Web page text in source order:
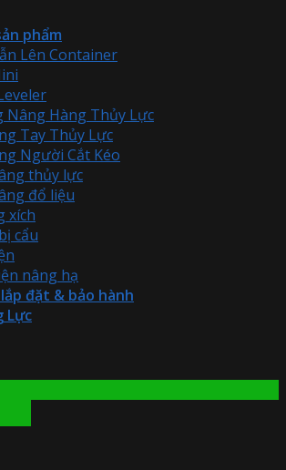
phẩm
Lên Container
Nâng Hàng Thủy Lực
Tay Thủy Lực
Người Cắt Kéo
thủy lực
đổ liệu
xích
cẩu
nâng hạ
đặt & bảo hành
Lực